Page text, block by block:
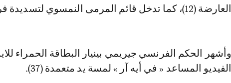
العارضة (12)، كما تدخل قائم المرمى النمسوي لتسديدة فراس الشواط (15).
وأشهر الحكم الفرنسي جيريمي بينيار البطاقة الحمراء
الفيديو المساعد « في أيه آر » لمسة يد متعمدة (37).